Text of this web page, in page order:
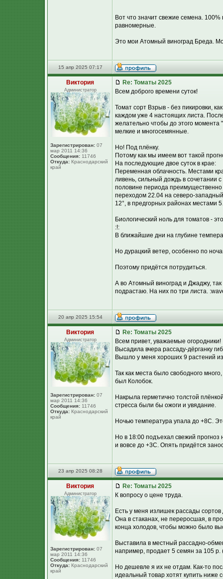
Вот что значит свежие семена.
равномерные.
Это мои Атомный виноград Бреда.
15 апр 2025 07:17
Виктория
Администратор
Зарегистрирован: 07
мар 2011 14:36
Сообщения: 11746
Откуда: Краснодарский
край
Re: Томаты 2025
Всем доброго времени суток!
Томат сорт Взрыв - без пикировки,
каждом уже 4 настоящих листа.
желательно чтобы до этого
мелкие и многосемянные.
Но! Под плёнку.
Потому как мы имеем вот такой
На последующие двое суток в крае:
Переменная облачность. Местами
ливень, сильный дождь в сочетании
половине периода
переходом 22.04 на северо-
12°, в предгорных районах
Биологический ноль для томатов -
:!:
В ближайшие дни на глубине
Но дурацкий ветер, особенно по
Поэтому придётся потрудиться.
А во Атомный виноград и Джаджу,
подрастаю. На них по три листа.
20 апр 2025 15:54
Виктория
Администратор
Зарегистрирован: 07
мар 2011 14:36
Сообщения: 11746
Откуда: Краснодарский
край
Re: Томаты 2025
Всем привет, уважаемые огородники!
Высадила вчера рассаду-дёрганку
Вышло у меня хороших 9 растений
Так как места было свободного
был Колобок.
Накрыла герметично толстой
стресса были бы ожоги и увядание.
Ночью температура упала до +8С.
Но в 18:00 подъехал свежий
и вовсе до +3С. Опять придётся
23 апр 2025 08:28
Виктория
Администратор
Зарегистрирован: 07
мар 2011 14:36
Сообщения: 11746
Откуда: Краснодарский
край
Re: Томаты 2025
К вопросу о цене труда.
Есть у меня излишек рассады
Она в стаканах, не переросшая, в
конца холодов, чтобы можно было
Выставила в местный рассадно-
например, продает 5 семян за 105 р.
Но дешевле я их не отдам. Как-то
идеальный товар хотят купить ниже